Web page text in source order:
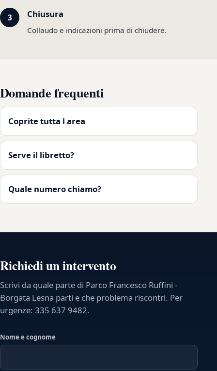
Chiusura
Collaudo e indicazioni prima di chiudere.
Domande frequenti
Coprite tutta l area
Serve il libretto?
Quale numero chiamo?
Richiedi un intervento
Scrivi da quale parte di Parco Francesco Ruffini -
Borgata Lesna parti e che problema riscontri. Per
urgenze: 335 637 9482.
Nome e cognome